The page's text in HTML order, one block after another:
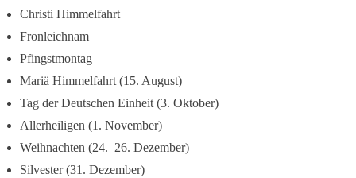
Christi Himmelfahrt
Fronleichnam
Pfingstmontag
Mariä Himmelfahrt (15. August)
Tag der Deutschen Einheit (3. Oktober)
Allerheiligen (1. November)
Weihnachten (24.–26. Dezember)
Silvester (31. Dezember)